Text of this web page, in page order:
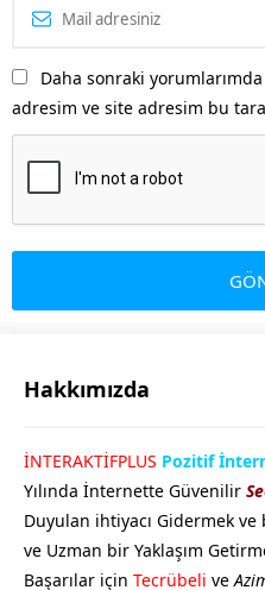
Daha sonraki
adresim ve site adresim bu
Hakkımızda
İNTERAKTİFPLUS Pozitif
Yılında İnternette Güvenilir
Duyulan ihtiyacı Gidermek
ve Uzman bir Yaklaşım
Başarılar için Tecrübeli ve
GÖKHAN